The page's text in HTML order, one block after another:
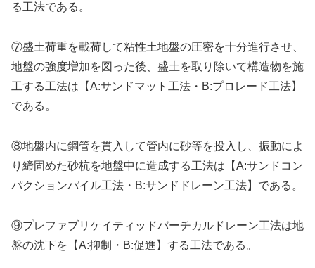
る工法である。
⑦盛土荷重を載荷して粘性土地盤の圧密を十分進行させ、
地盤の強度増加を図った後、盛土を取り除いて構造物を施
工する工法は【A:サンドマット工法・B:プロレード工法】
である。
⑧地盤内に鋼管を貫入して管内に砂等を投入し、振動によ
り締固めた砂杭を地盤中に造成する工法は【A:サンドコン
パクションパイル工法・B:サンドドレーン工法】である。
⑨プレファブリケイティッドバーチカルドレーン工法は地
盤の沈下を【A:抑制・B:促進】する工法である。